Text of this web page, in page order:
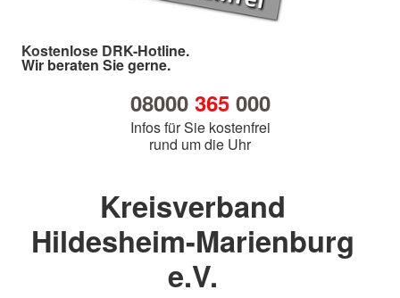
Kostenlose DRK-Hotline.
Wir beraten Sie gerne.
08000 365000
Infos für Sie kostenfrei
rund um die Uhr
Kreisverband
Hildesheim-Marienburg
e.V.